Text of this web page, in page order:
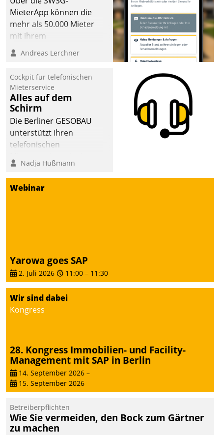
MieterApp können die
mehr als 50.000 Mieter
mit ihrem
Wohnungsunternehmen
kommunizieren, auf dem
einsehen und ändern
oder
Schadensmeldungen
abgeben – rund um die
Uhr.
Andreas Lerchner
Cockpit für telefonischen
Mieterservice
Alles auf dem
Schirm
Die Berliner GESOBAU
unterstützt ihren
telefonischen
digitalen Cockpit, das
situationsbezogen
passende Fragen und
Mietenden zügiger und
effizienter zu bearbeiten.
Nadja Hußmann
Webinar
Yarowa goes SAP
2. Juli 2026 11:00 – 11:30
Wir sind dabei
Kongress
28. Kongress Immobilien- und Facility-
Management mit SAP in Berlin
14. September 2026 –
15. September 2026
Betreiberpflichten
Wie Sie vermeiden, den Bock zum Gärtner
zu machen